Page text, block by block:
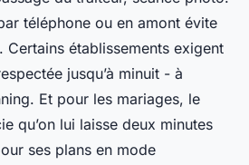
téléphone ou en amont évite
Certains établissements exigent
jusqu’à minuit - à
Et pour les mariages, le
qu’on lui laisse deux minutes
ses plans en mode